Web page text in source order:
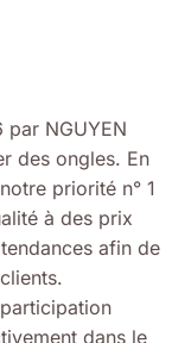
par NGUYEN
des ongles. En
priorité n° 1
à des prix
afin de
dans le